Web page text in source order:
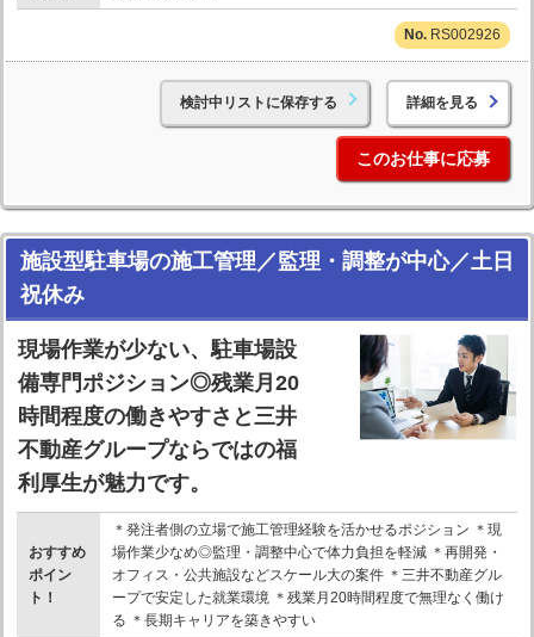
RS002926
検討中リストに保存する 詳細を見る
このお仕事に応募
施設型駐車場の施工管理／監理・調整が中心／土日
祝休み
現場作業が少ない、駐車場設
備専門ポジション◎残業月20
時間程度の働きやすさと三井
不動産グループならではの福
利厚生が魅力です。
おすすめ
ポイン
ト！
＊発注者側の立場で施工管理経験を活かせるポジション ＊現
場作業少なめ◎監理・調整中心で体力負担を軽減 ＊再開発・
オフィス・公共施設などスケール大の案件 ＊三井不動産グル
ープで安定した就業環境 ＊残業月20時間程度で無理なく働け
る ＊長期キャリアを築きやすい